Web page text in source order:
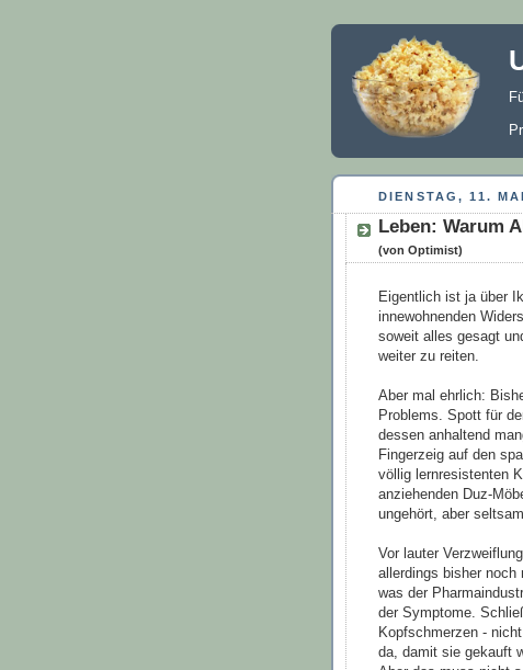
DIENSTAG, 11.
Leben: Warum
(von Optimist)
Eigentlich ist ja über
innewohnenden
soweit alles gesagt
weiter zu reiten.
Aber mal ehrlich:
Problems. Spott für
dessen anhaltend
Fingerzeig auf den
völlig lernresistenten
anziehenden Duz-
ungehört, aber
Vor lauter
allerdings bisher noch
was der
der Symptome.
Kopfschmerzen -
da, damit sie gekauft